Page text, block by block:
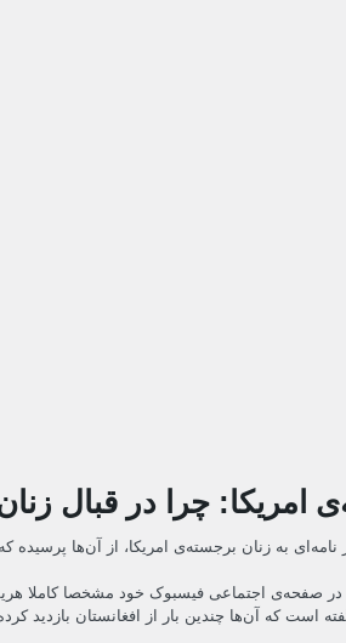
امریکا: چرا در قبال
به زنان برجسته‌ی امریکا، از آن‌ها پرسیده
۵ سنبله) در نامه‌ای در صفحه‌ی اجتماعی
است که آن‌ها چندین بار از افغانستان بازدید